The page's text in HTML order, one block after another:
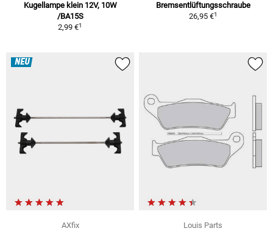
Kugellampe klein 12V, 10W
/BA15S
2,99 €1
Bremsentlüftungsschraube
26,95 €1
NEU
AXfix
Louis Parts